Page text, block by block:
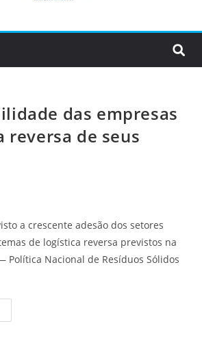
das empresas
reversa de seus
a crescente adesão dos setores
de logística reversa previstos na
Política Nacional de Resíduos Sólidos